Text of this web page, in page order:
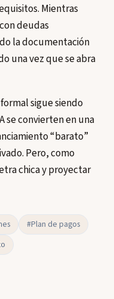
Mientras
deudas
la documentación
una vez que se abra
sigue siendo
se convierten en una
“barato”
Pero, como
chica y proyectar
#Plan de pagos